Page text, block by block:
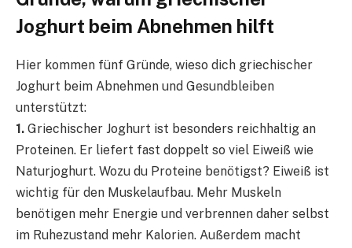
Joghurt beim Abnehmen hilft
Hier kommen fünf Gründe, wieso dich griechischer
Joghurt beim Abnehmen und Gesundbleiben
unterstützt:
1. Griechischer Joghurt ist besonders reichhaltig an
Proteinen. Er liefert fast doppelt so viel Eiweiß wie
Naturjoghurt. Wozu du Proteine benötigst? Eiweiß ist
wichtig für den Muskelaufbau. Mehr Muskeln
benötigen mehr Energie und verbrennen daher selbst
im Ruhezustand mehr Kalorien. Außerdem macht